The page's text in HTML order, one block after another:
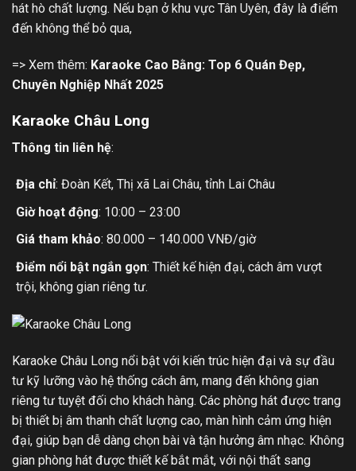
hát hò chất lượng. Nếu bạn ở khu vực Tân Uyên, đây là điểm
đến không thể bỏ qua,
=> Xem thêm: Karaoke Cao Bằng: Top 6 Quán Đẹp,
Chuyên Nghiệp Nhất 2025
Karaoke Châu Long
Thông tin liên hệ:
Địa chỉ: Đoàn Kết, Thị xã Lai Châu, tỉnh Lai Châu
Giờ hoạt động: 10:00 – 23:00
Giá tham khảo: 80.000 – 140.000 VNĐ/giờ
Điểm nổi bật ngắn gọn: Thiết kế hiện đại, cách âm vượt
trội, không gian riêng tư.
Karaoke Châu Long nổi bật với kiến trúc hiện đại và sự đầu
tư kỹ lưỡng vào hệ thống cách âm, mang đến không gian
riêng tư tuyệt đối cho khách hàng. Các phòng hát được trang
bị thiết bị âm thanh chất lượng cao, màn hình cảm ứng hiện
đại, giúp bạn dễ dàng chọn bài và tận hưởng âm nhạc. Không
gian phòng hát được thiết kế bắt mắt, với nội thất sang